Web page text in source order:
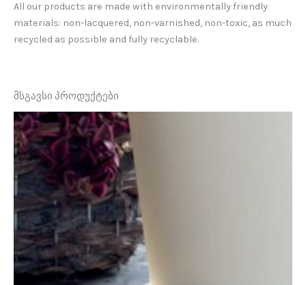
All our products are made with environmentally friendly
materials: non-lacquered, non-varnished, non-toxic, as much
recycled as possible and fully recyclable.
მსგავსი პროდუქტები
This
product
has
multiple
variants.
The
options
may
be
chosen